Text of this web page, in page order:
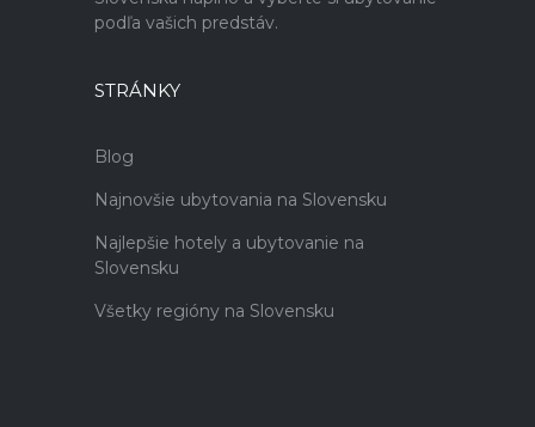
podľa vašich predstáv.
STRÁNKY
Blog
Najnovšie ubytovania na Slovensku
Najlepšie hotely a ubytovanie na
Slovensku
Všetky regióny na Slovensku